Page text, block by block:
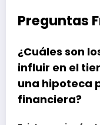
Preguntas
¿Cuáles son
influir en el
una hipoteca
financiera?